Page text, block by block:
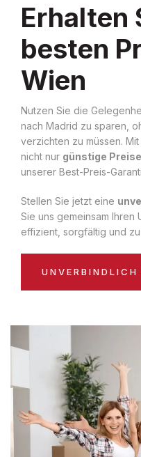
Erhalten
besten
Wien
Nutzen Sie die
nach Madrid zu sparen,
verzichten zu müssen.
nicht nur günstige Preise
unserer Best-Preis-
Stellen Sie jetzt eine
Sie uns gemeinsam Ihren
effizient, sorgfältig und
UNVERBINDLICH